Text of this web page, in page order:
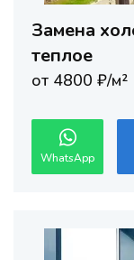
Замена
теплое
от 4800 ₽/м²
WhatsApp